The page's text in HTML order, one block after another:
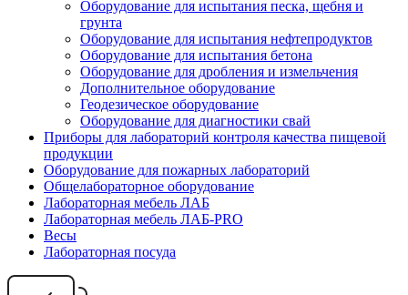
Оборудование для испытания песка, щебня и
грунта
Оборудование для испытания нефтепродуктов
Оборудование для испытания бетона
Оборудование для дробления и измельчения
Дополнительное оборудование
Геодезическое оборудование
Оборудование для диагностики свай
Приборы для лабораторий контроля качества пищевой
продукции
Оборудование для пожарных лабораторий
Общелабораторное оборудование
Лабораторная мебель ЛАБ
Лабораторная мебель ЛАБ-PRO
Весы
Лабораторная посуда